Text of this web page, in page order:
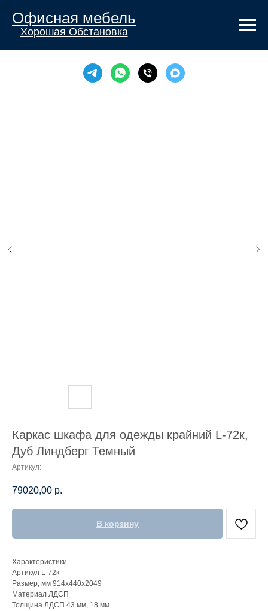
Офисная мебель
Хорошая Обстановка
Каркас шкафа для одежды крайний L-72к,
Дуб Линдберг Темный
Артикул:
79020,00 р.
В корзину
Характеристики
Артикул L-72к
Размер, мм 914х440х2049
Материал ЛДСП
Толщина ЛДСП 43 мм, 18 мм